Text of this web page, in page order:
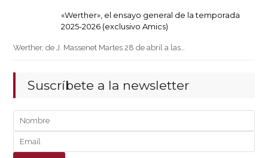
«Werther», el ensayo general de la temporada
2025-2026 (exclusivo Amics)
Werther, de J. Massenet Martes 28 de abril a las…
Suscríbete a la newsletter